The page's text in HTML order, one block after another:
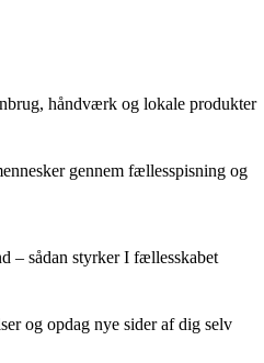
håndværk og lokale produkter
gennem fællesspisning og
– sådan styrker I fællesskabet
og opdag nye sider af dig selv